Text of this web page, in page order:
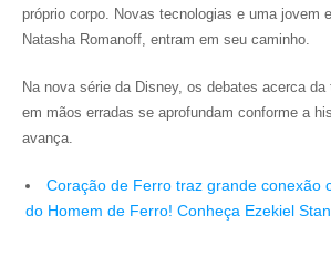
próprio corpo. Novas tecnologias e uma jovem
Natasha Romanoff, entram em seu caminho.
Na nova série da Disney, os debates acerca
em mãos erradas se aprofundam conforme a
avança.
Coração de Ferro traz grande conexão
do Homem de Ferro! Conheça Ezekiel